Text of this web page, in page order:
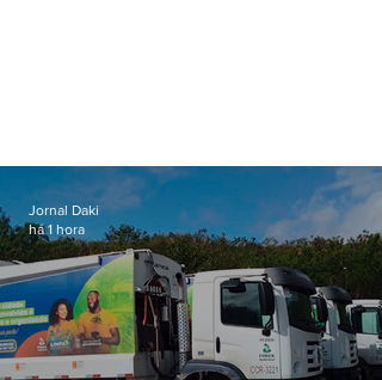
Jornal Daki
há 1 hora